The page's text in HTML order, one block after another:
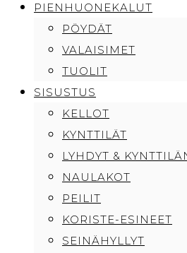
PIENHUONEKALUT
PÖYDÄT
VALAISIMET
TUOLIT
SISUSTUS
KELLOT
KYNTTILÄT
LYHDYT &
NAULAKOT
PEILIT
KORISTE-ESINEET
SEINÄHYLLYT